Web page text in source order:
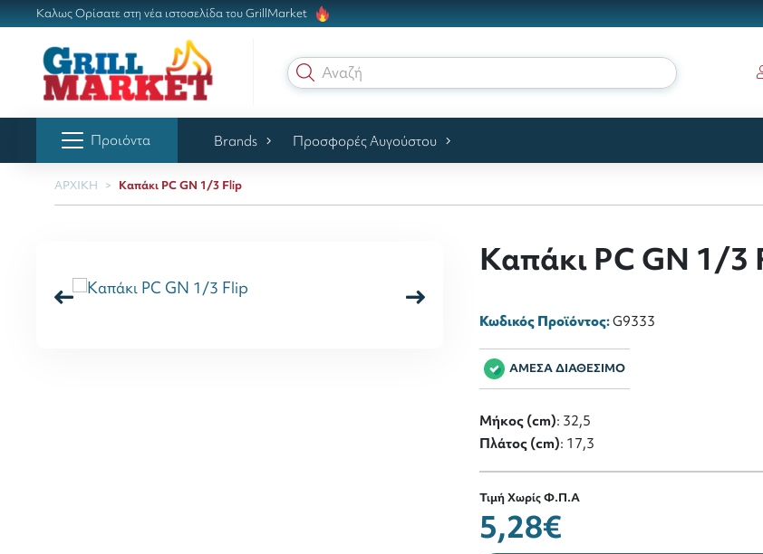
Καλως Ορίσατε στη νέα ιστοσελίδα του GrillMarket
Αναζήτηση
Προιόντα Brands Προσφορές Αυγούστου
ΑΡΧΙΚΗ Καπάκι PC GN 1/3 Flip
Καπάκι PC GN 1/3
Κωδικός Προϊόντος:G9333
ΑΜΕΣΑ ΔΙΑΘΕΣΙΜΟ
Μήκος (cm): 32,5
Πλάτος (cm): 17,3
Τιμή Χωρίς Φ.Π.Α
5,28€